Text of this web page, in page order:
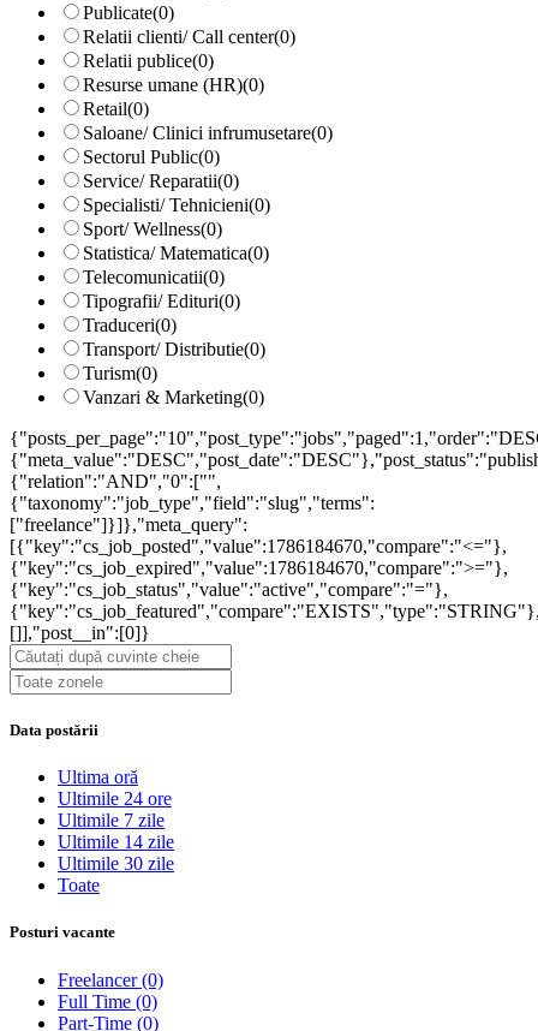
Publicate(0)
Relatii clienti/ Call center(0)
Relatii publice(0)
Resurse umane (HR)(0)
Retail(0)
Saloane/ Clinici infrumusetare(0)
Sectorul Public(0)
Service/ Reparatii(0)
Specialisti/ Tehnicieni(0)
Sport/ Wellness(0)
Statistica/ Matematica(0)
Telecomunicatii(0)
Tipografii/ Edituri(0)
Traduceri(0)
Transport/ Distributie(0)
Turism(0)
Vanzari & Marketing(0)
{"relation":"AND","0":["",
{"taxonomy":"job_type","field":"slug","terms":
["freelance"]}]},"meta_query":
[{"key":"cs_job_posted","value":1786184670,"compare":"<="},
{"key":"cs_job_expired","value":1786184670,"compare":">="},
{"key":"cs_job_status","value":"active","compare":"="},
[]],"post__in":[0]}
Data postării
Ultima oră
Ultimile 24 ore
Ultimile 7 zile
Ultimile 14 zile
Ultimile 30 zile
Toate
Posturi vacante
Freelancer(0)
Full Time (0)
Part-Time (0)